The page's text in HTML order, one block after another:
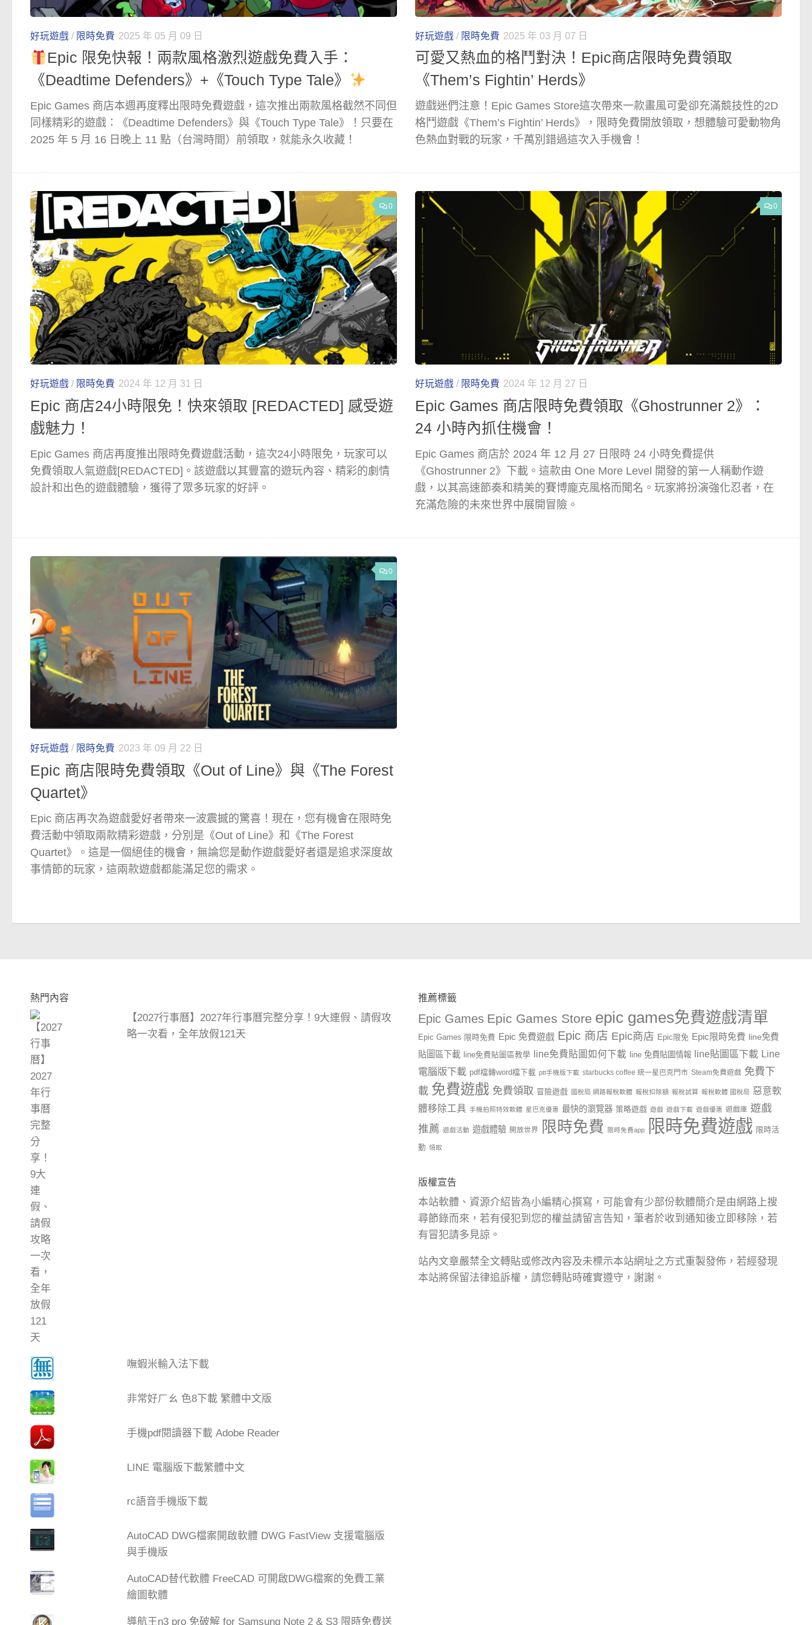
好玩遊戲 / 限時免費 2025 年 05 月 09 日
Epic 限免快報！兩款風格激烈遊戲免費入手：
《Deadtime Defenders》+《Touch Type Tale》
Epic Games 商店本週再度釋出限時免費遊戲，這次推出兩款風格截然不同但
同樣精彩的遊戲：《Deadtime Defenders》與《Touch Type Tale》！只要在
2025 年 5 月 16 日晚上 11 點（台灣時間）前領取，就能永久收藏！
好玩遊戲 / 限時免費 2025 年 03 月 07 日
可愛又熱血的格鬥對決！Epic商店限時免費領取
《Them’s Fightin’ Herds》
遊戲迷們注意！Epic Games Store這次帶來一款畫風可愛卻充滿競技性的2D
格鬥遊戲《Them’s Fightin’ Herds》，限時免費開放領取，想體驗可愛動物角
色熱血對戰的玩家，千萬別錯過這次入手機會！
0
好玩遊戲 / 限時免費 2024 年 12 月 31 日
Epic 商店24小時限免！快來領取 [REDACTED] 感受遊
戲魅力！
Epic Games 商店再度推出限時免費遊戲活動，這次24小時限免，玩家可以
免費領取人氣遊戲[REDACTED]。該遊戲以其豐富的遊玩內容、精彩的劇情
設計和出色的遊戲體驗，獲得了眾多玩家的好評。
0
好玩遊戲 / 限時免費 2024 年 12 月 27 日
Epic Games 商店限時免費領取《Ghostrunner 2》：
24 小時內抓住機會！
Epic Games 商店於 2024 年 12 月 27 日限時 24 小時免費提供
《Ghostrunner 2》下載。這款由 One More Level 開發的第一人稱動作遊
戲，以其高速節奏和精美的賽博龐克風格而聞名。玩家將扮演強化忍者，在
充滿危險的未來世界中展開冒險。
0
好玩遊戲 / 限時免費 2023 年 09 月 22 日
Epic 商店限時免費領取《Out of Line》與《The Forest
Quartet》
Epic 商店再次為遊戲愛好者帶來一波震撼的驚喜！現在，您有機會在限時免
費活動中領取兩款精彩遊戲，分別是《Out of Line》和《The Forest
Quartet》。這是一個絕佳的機會，無論您是動作遊戲愛好者還是追求深度故
事情節的玩家，這兩款遊戲都能滿足您的需求。
熱門內容
【2027行事曆】2027年行事曆完整分享！9大連假、請假攻
略一次看，全年放假121天
嘸蝦米輸入法下載
非常好ㄏㄠ 色8下載 繁體中文版
手機pdf閱讀器下載 Adobe Reader
LINE 電腦版下載繁體中文
rc語音手機版下載
AutoCAD DWG檔案開啟軟體 DWG FastView 支援電腦版
與手機版
AutoCAD替代軟體 FreeCAD 可開啟DWG檔案的免費工業
繪圖軟體
導航王n3 pro 免破解 for Samsung Note 2 & S3 限時免費送
推薦標籤
Epic Games Epic Games Store epic games免費遊戲清單
Epic Games 限時免費 Epic 免費遊戲 Epic 商店 Epic商店 Epic限免 Epic限時免費 line免費
貼圖區下載
line免費貼圖區教學 line免費貼圖如何下載 line 免費貼圖情報 line貼圖區下載 Line
電腦版下載 pdf檔轉word檔下載 ptt手機版下載 starbucks coffee 統一星巴克門市 Steam免費遊戲 免費下
載 免費遊戲 免費領取 冒險遊戲 國稅局 網路報稅軟體 報稅扣除額 報稅試算 報稅軟體 國稅局 惡意軟
體移除工具 手機拍照特效軟體 星巴克優惠 最快的瀏覽器 策略遊戲 遊戲 遊戲下載 遊戲優惠 遊戲庫 遊戲
推薦 遊戲活動 遊戲體驗 開放世界 限時免費 限時免費app 限時免費遊戲 限時活
動 領取
版權宣告
本站軟體、資源介紹皆為小編精心撰寫，可能會有少部份軟體簡介是由網路上搜
尋節錄而來，若有侵犯到您的權益請留言告知，筆者於收到通知後立即移除，若
有冒犯請多見諒。
站內文章嚴禁全文轉貼或修改內容及未標示本站網址之方式重製發佈，若經發現
本站將保留法律追訴權，請您轉貼時確實遵守，謝謝。